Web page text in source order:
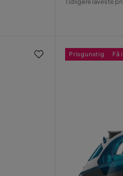
Prisgunstig Få